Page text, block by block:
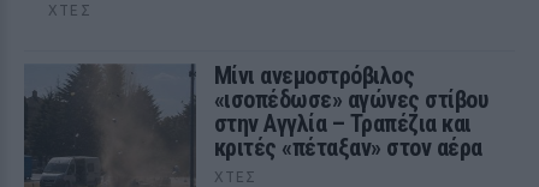
ΧΤΕΣ
Μίνι ανεμοστρόβιλος
«ισοπέδωσε» αγώνες στίβου
στην Αγγλία – Τραπέζια και
κριτές «πέταξαν» στον αέρα
ΧΤΕΣ